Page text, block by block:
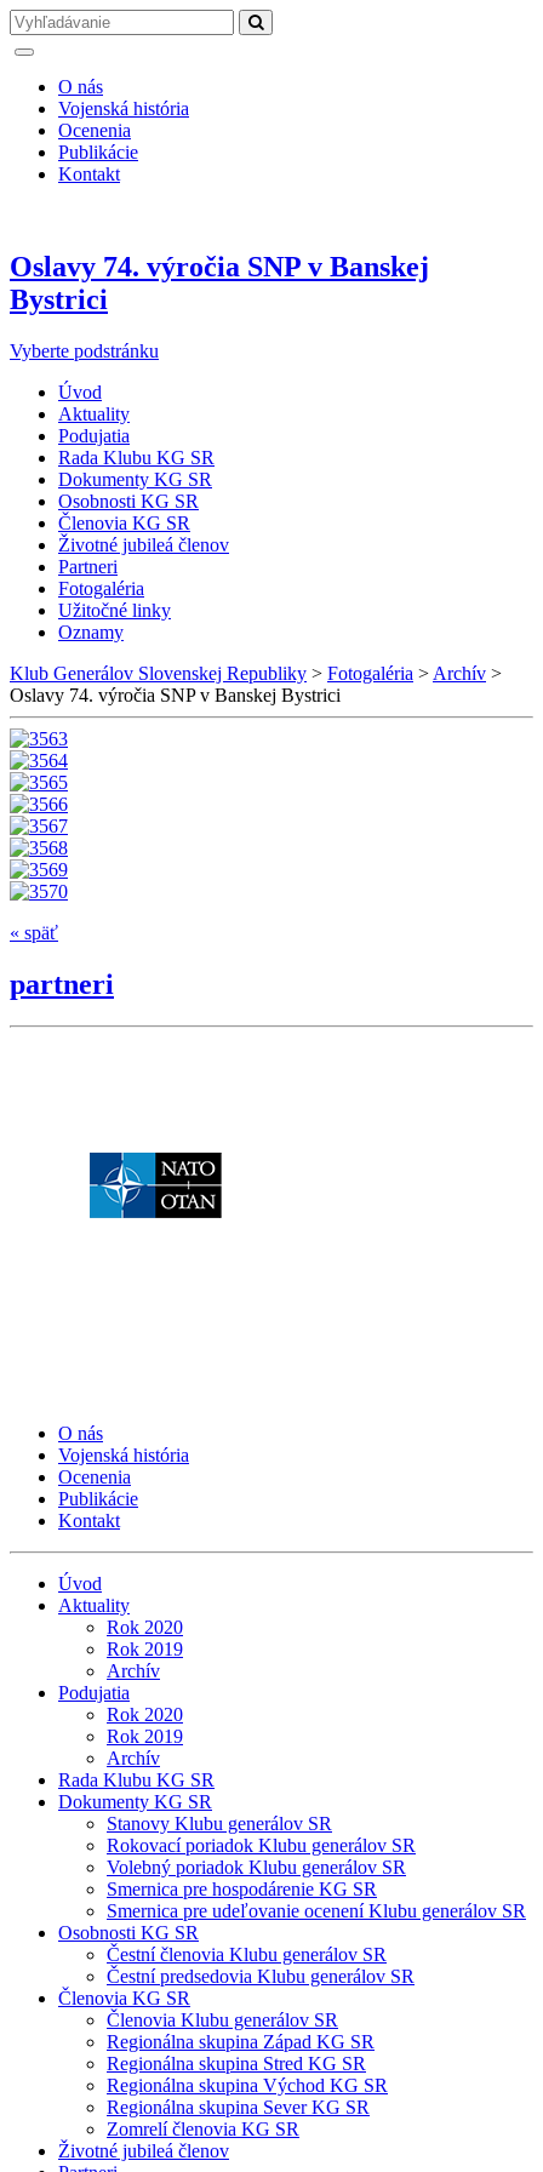
O nás
Vojenská história
Ocenenia
Publikácie
Kontakt
Oslavy 74. výročia SNP v Banskej
Bystrici
Vyberte podstránku
Úvod
Aktuality
Podujatia
Rada Klubu KG SR
Dokumenty KG SR
Osobnosti KG SR
Členovia KG SR
Životné jubileá členov
Partneri
Fotogaléria
Užitočné linky
Oznamy
Klub Generálov Slovenskej Republiky > Fotogaléria > Archív >
Oslavy 74. výročia SNP v Banskej Bystrici
« späť
partneri
O nás
Vojenská história
Ocenenia
Publikácie
Kontakt
Úvod
Aktuality
Rok 2020
Rok 2019
Archív
Podujatia
Rok 2020
Rok 2019
Archív
Rada Klubu KG SR
Dokumenty KG SR
Stanovy Klubu generálov SR
Rokovací poriadok Klubu generálov SR
Volebný poriadok Klubu generálov SR
Smernica pre hospodárenie KG SR
Smernica pre udeľovanie ocenení Klubu generálov SR
Osobnosti KG SR
Čestní členovia Klubu generálov SR
Čestní predsedovia Klubu generálov SR
Členovia KG SR
Členovia Klubu generálov SR
Regionálna skupina Západ KG SR
Regionálna skupina Stred KG SR
Regionálna skupina Východ KG SR
Regionálna skupina Sever KG SR
Zomrelí členovia KG SR
Životné jubileá členov